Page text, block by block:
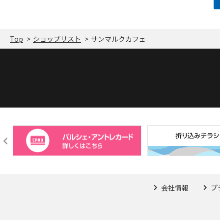
Top ショップリスト サンマルクカフェ
会社情報 プ